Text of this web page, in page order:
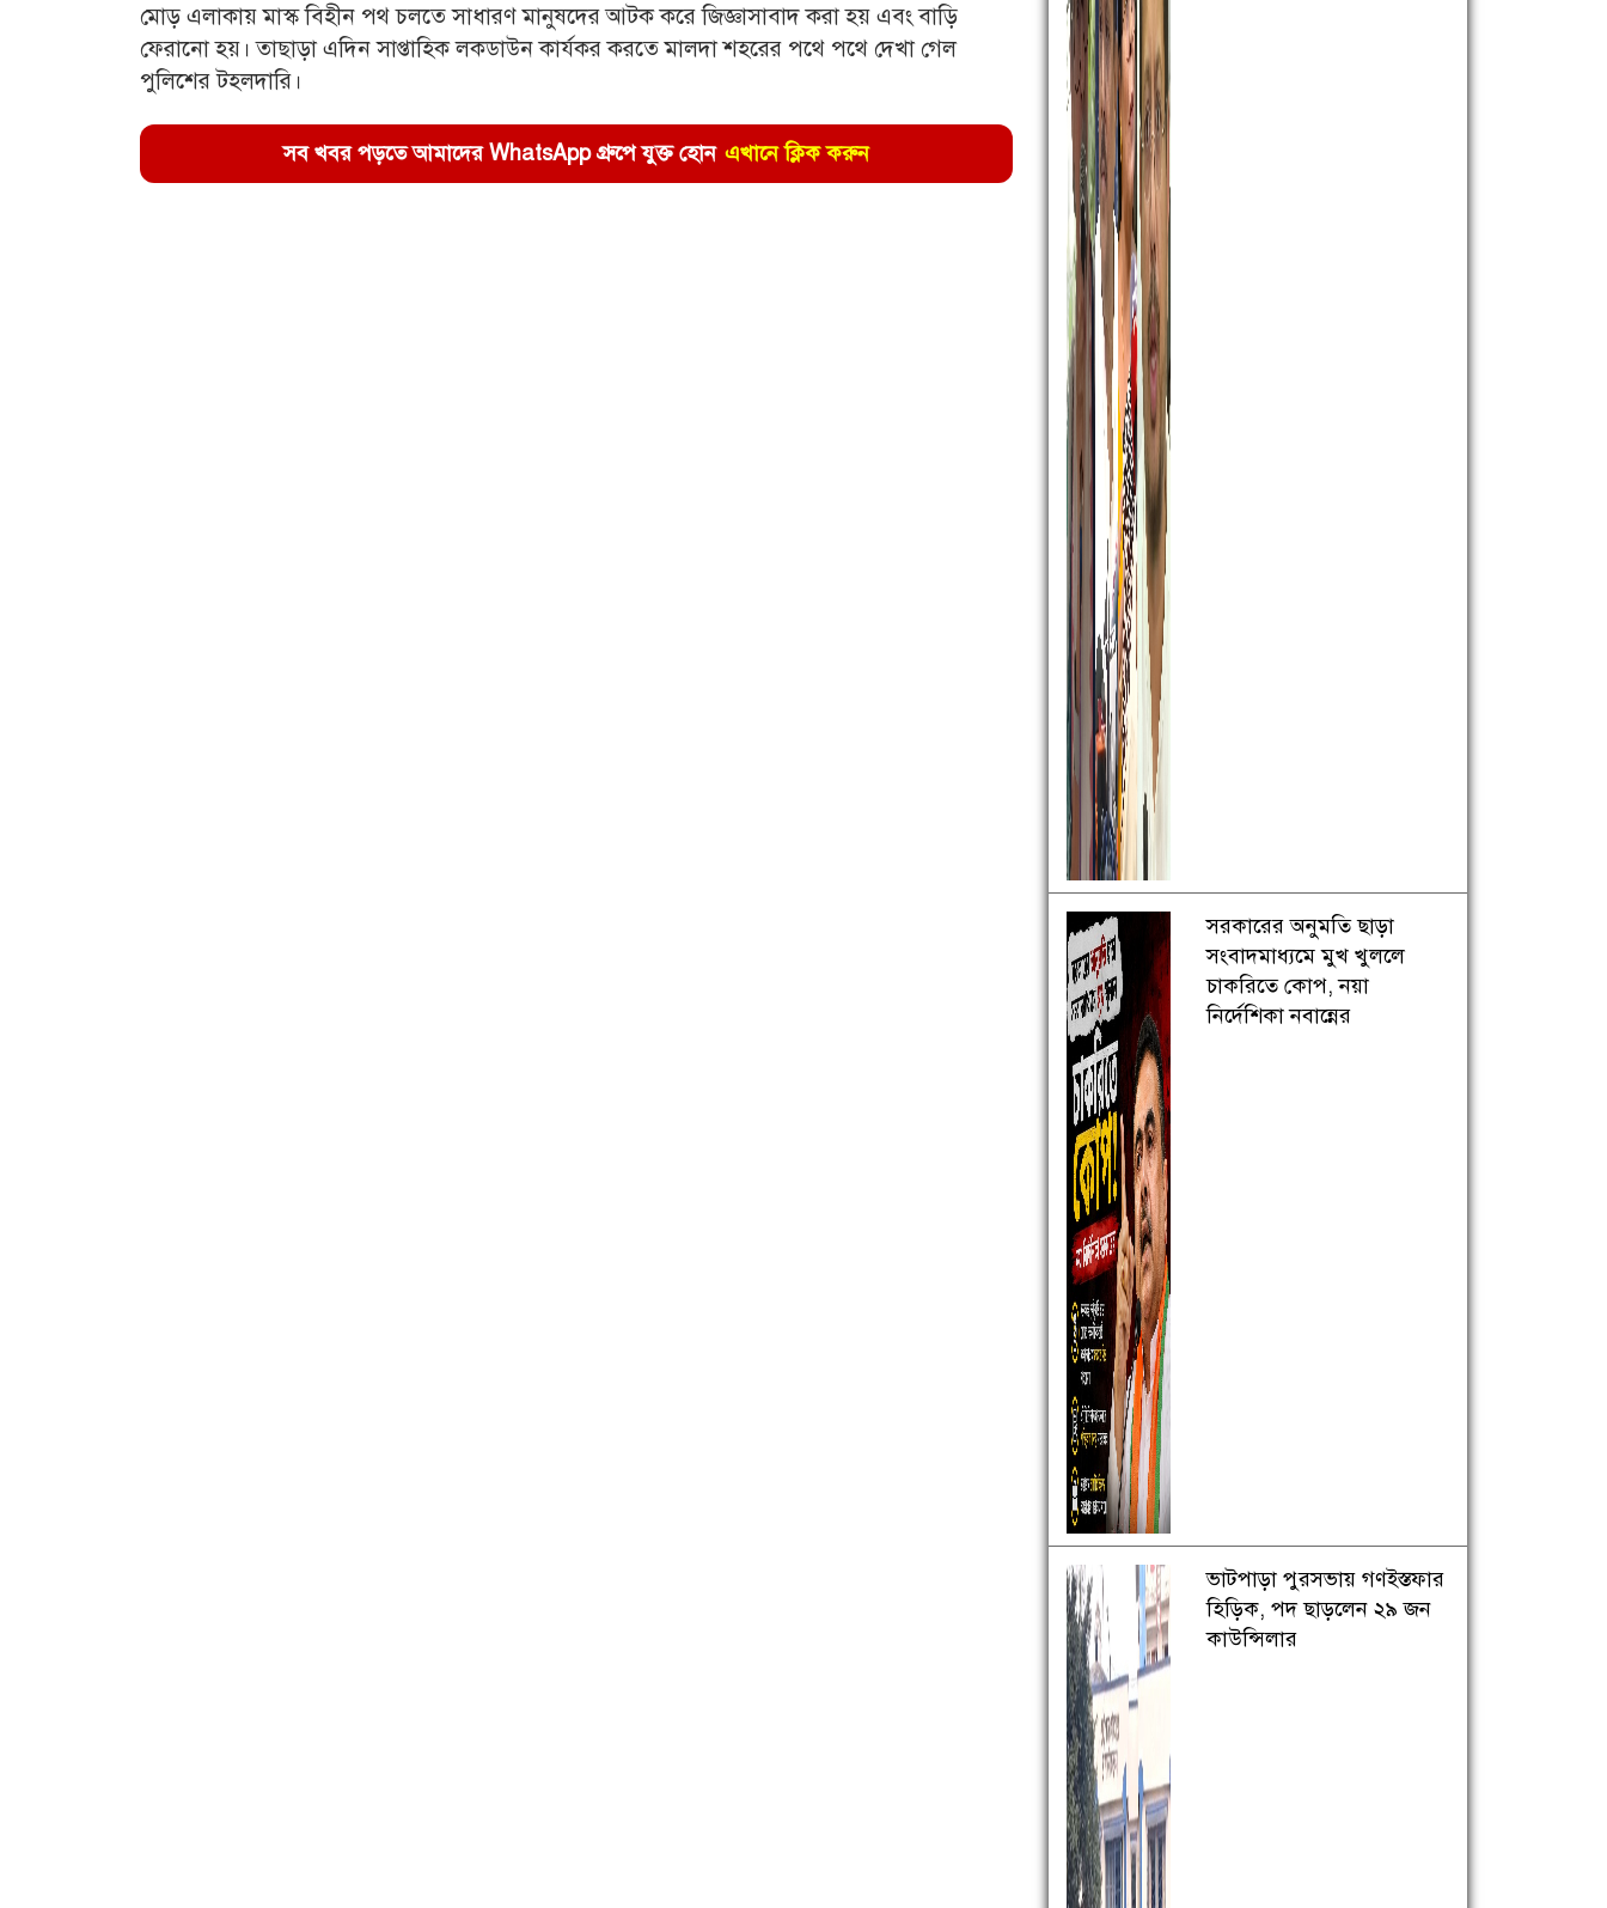
মোড় এলাকায় মাস্ক বিহীন পথ চলতে সাধারণ মানুষদের আটক করে জিজ্ঞাসাবাদ করা হয় এবং বাড়ি
ফেরানো হয়। তাছাড়া এদিন সাপ্তাহিক লকডাউন কার্যকর করতে মালদা শহরের পথে পথে দেখা গেল
পুলিশের টহলদারি।
সব খবর পড়তে আমাদের WhatsApp গ্রুপে যুক্ত হোন এখানে ক্লিক করুন
সরকারের অনুমতি ছাড়া
সংবাদমাধ্যমে মুখ খুললে
চাকরিতে কোপ, নয়া
নির্দেশিকা নবান্নের
ভাটপাড়া পুরসভায় গণইস্তফার
হিড়িক, পদ ছাড়লেন ২৯ জন
কাউন্সিলার